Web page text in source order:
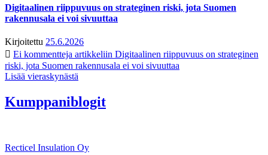
Digitaalinen riippuvuus on strateginen riski, jota Suomen
rakennusala ei voi sivuuttaa
Kirjoitettu 25.6.2026
Ei kommentteja artikkeliin Digitaalinen riippuvuus on strateginen
riski, jota Suomen rakennusala ei voi sivuuttaa
Lisää vieraskynästä
Kumppaniblogit
Recticel Insulation Oy